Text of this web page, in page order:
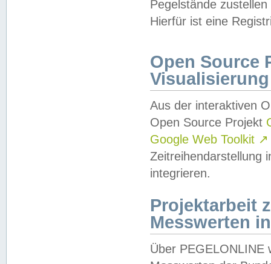
Pegelstände
Hierfür ist eine
Open Source
Visualisierung
Aus der interaktiven
Open Source Projekt
Google Web Toolkit ↗
Zeitreihendarstellung
integrieren.
Projektarbeit
Messwerten
Über PEGELONLINE